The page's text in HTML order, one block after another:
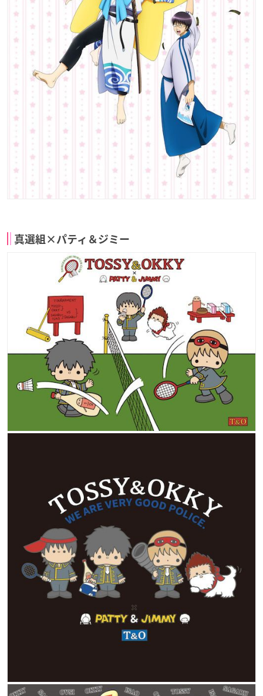
真選組×パティ＆ジミー